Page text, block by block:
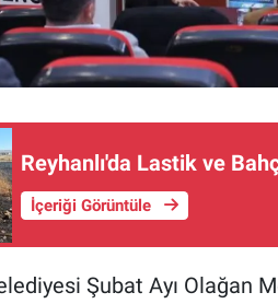
Reyhanlı'da Lastik ve
İçeriği Görüntüle
Şubat Ayı Olağan